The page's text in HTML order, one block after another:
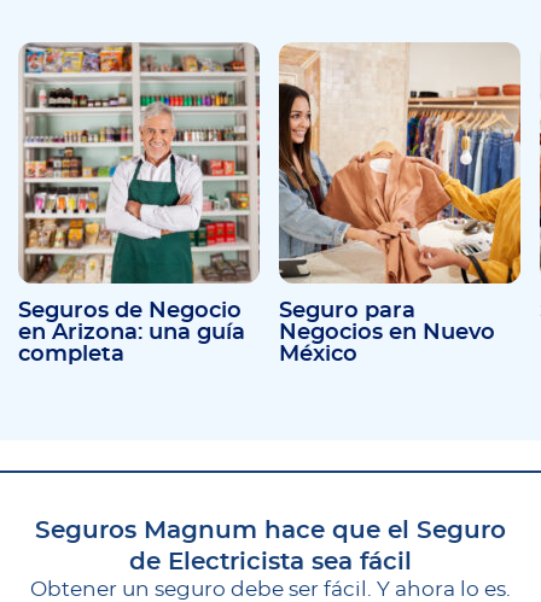
Seguros de Negocio
en Arizona: una guía
completa
Seguro para
Negocios en Nuevo
México
Seguros Magnum hace que el Seguro
de Electricista sea fácil
Obtener un seguro debe ser fácil. Y ahora lo es.